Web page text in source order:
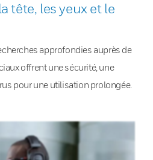
tête, les yeux et le
approfondies auprès de
offrent une sécurité, une
pour une utilisation prolongée.